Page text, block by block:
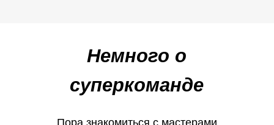
Немного о
суперкоманде
Пора знакомиться с мастерами